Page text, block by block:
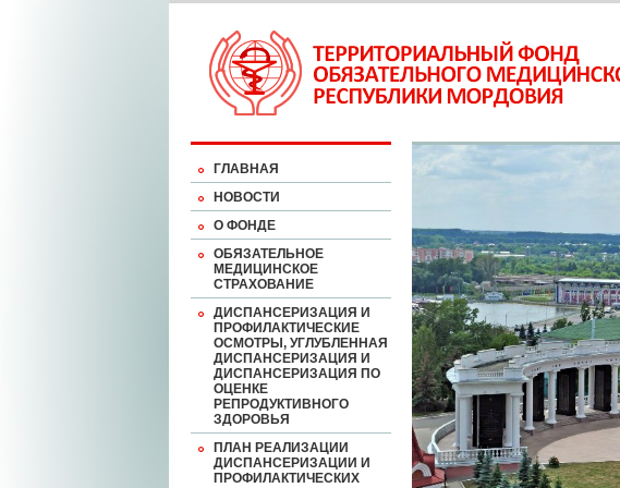
ГЛАВНАЯ
НОВОСТИ
О ФОНДЕ
ОБЯЗАТЕЛЬНОЕ
МЕДИЦИНСКОЕ
СТРАХОВАНИЕ
ДИСПАНСЕРИЗАЦИЯ И
ПРОФИЛАКТИЧЕСКИЕ
ОСМОТРЫ, УГЛУБЛЕННАЯ
ДИСПАНСЕРИЗАЦИЯ И
ДИСПАНСЕРИЗАЦИЯ ПО
ОЦЕНКЕ
РЕПРОДУКТИВНОГО
ЗДОРОВЬЯ
ПЛАН РЕАЛИЗАЦИИ
ДИСПАНСЕРИЗАЦИИ И
ПРОФИЛАКТИЧЕСКИХ